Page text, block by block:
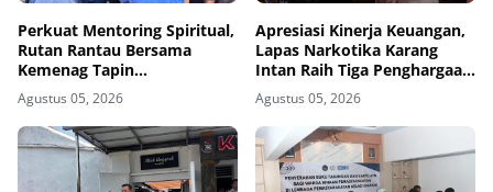
Perkuat Mentoring Spiritual,
Rutan Rantau Bersama
Kemenag Tapin
Selenggarakan Kegiatan
Tausyiah
Agustus 05, 2026
Apresiasi Kinerja Keuangan,
Lapas Narkotika Karang
Intan Raih Tiga Penghargaan
dari KPPN Banjarmasin
Agustus 05, 2026